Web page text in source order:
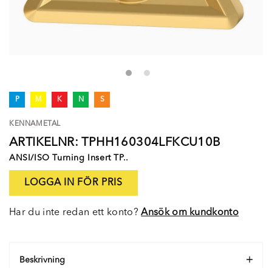
P M K N S
KENNAMETAL
ARTIKELNR: TPHH160304LFKCU10B
ANSI/ISO Turning Insert TP..
LOGGA IN FÖR PRIS
Har du inte redan ett konto?Ansök om kundkonto
Beskrivning